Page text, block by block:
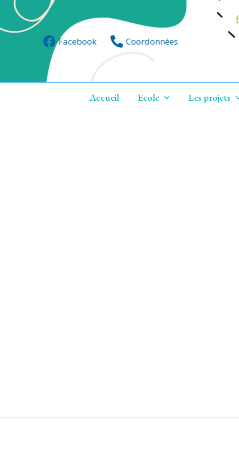
Facebook Coordonnées
Accueil Ecole Les projets